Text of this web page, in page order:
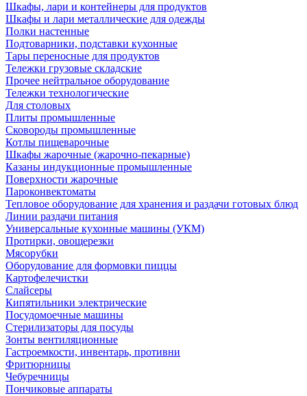
Шкафы, лари и контейнеры для продуктов
Шкафы и лари металлические для одежды
Полки настенные
Подтоварники, подставки кухонные
Тары переносные для продуктов
Тележки грузовые складские
Прочее нейтральное оборудование
Тележки технологические
Для столовых
Плиты промышленные
Сковороды промышленные
Котлы пищеварочные
Шкафы жарочные (жарочно-пекарные)
Казаны индукционные промышленные
Поверхности жарочные
Пароконвектоматы
Тепловое оборудование для хранения и раздачи готовых блюд
Линии раздачи питания
Универсальные кухонные машины (УКМ)
Протирки, овощерезки
Мясорубки
Оборудование для формовки пиццы
Картофелечистки
Слайсеры
Кипятильники электрические
Посудомоечные машины
Стерилизаторы для посуды
Зонты вентиляционные
Гастроемкости, инвентарь, противни
Фритюрницы
Чебуречницы
Пончиковые аппараты